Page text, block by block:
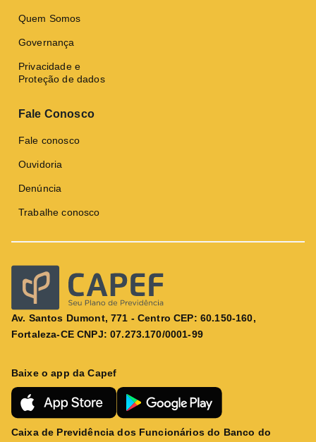
Quem Somos
Governança
Privacidade e
Proteção de dados
Fale Conosco
Fale conosco
Ouvidoria
Denúncia
Trabalhe conosco
Av. Santos Dumont, 771 - Centro CEP: 60.150-160,
Fortaleza-CE CNPJ: 07.273.170/0001-99
Baixe o app da Capef
Caixa de Previdência dos Funcionários do Banco do